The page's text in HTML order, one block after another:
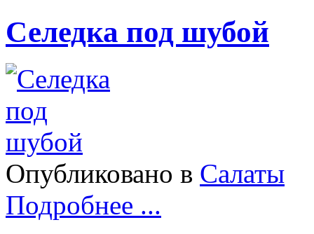
Селедка под шубой
Опубликовано в Салаты
Подробнее ...